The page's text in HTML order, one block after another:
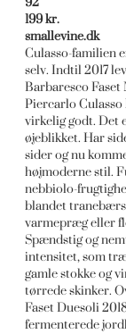
199 kr.
smallevine.dk
Culasso-familien
selv. Indtil 2017
Barbaresco
Piercarlo Culasso
virkelig godt. Det
øjeblikket. Har
sider og nu
højmoderne stil.
nebbiolo-
blandet
varmepræg eller
Spændstig og
intensitet, som
gamle stokke og
tørrede skinker.
Faset Duesoli
fermenterede